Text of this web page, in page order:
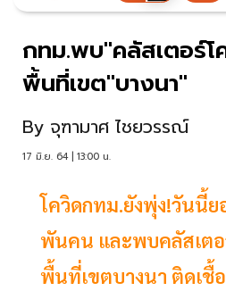
กทม.พบ"คลัสเตอร์โ
พื้นที่เขต"บางนา"
By จุฑามาศ ไชยวรรณ์
17 มิ.ย. 64 | 13:00 น.
โควิดกทม.ยังพุ่ง!วันนี้
พันคน และพบคลัสเตอ
พื้นที่เขตบางนา ติดเชื้